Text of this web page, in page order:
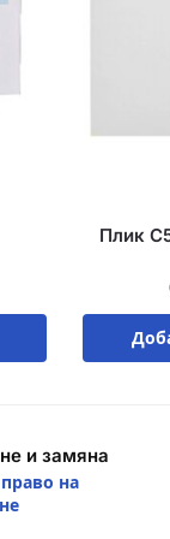
Плик
и замяна
на